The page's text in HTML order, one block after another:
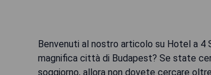
Benvenuti al nostro articolo su Hotel a 4
magnifica città di Budapest? Se state
soggiorno, allora non dovete cercare